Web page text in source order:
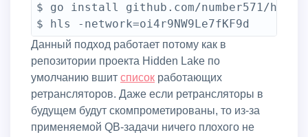
$ go install github.com/number571/
$ hls -network=oi4r9NW9Le7fKF9d
Данный подход работает потому как в
репозитории проекта Hidden Lake по
умолчанию вшит список работающих
ретрансляторов. Даже если ретрансляторы в
будущем будут скомпрометированы, то из-за
применяемой QB-задачи ничего плохого не